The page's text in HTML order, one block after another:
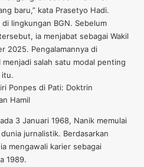
baru,” kata Prasetyo Hadi.
lingkungan BGN. Sebelum
ia menjabat sebagai Wakil
2025. Pengalamannya di
salah satu modal penting
itu.
Ponpes di Pati: Doktrin
Hamil
3 Januari 1968, Nanik memulai
jurnalistik. Berdasarkan
mengawali karier sebagai
1989.